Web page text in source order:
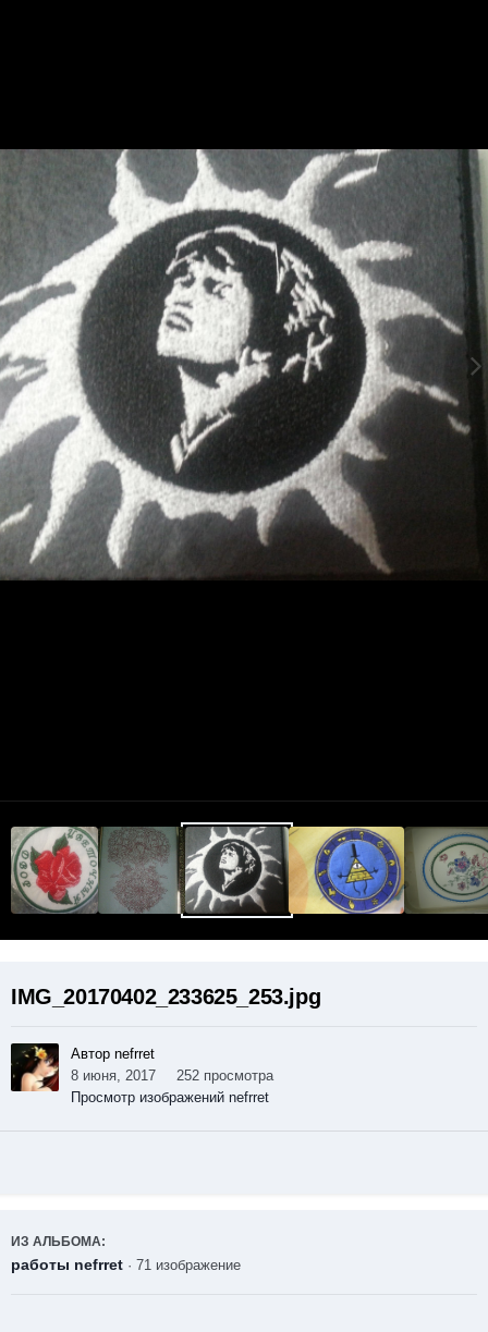
IMG_20170402_233625_253.jpg
Автор nefrret
8 июня, 2017
252 просмотра
Просмотр изображений nefrret
ИЗ АЛЬБОМА:
работы nefrret · 71 изображение